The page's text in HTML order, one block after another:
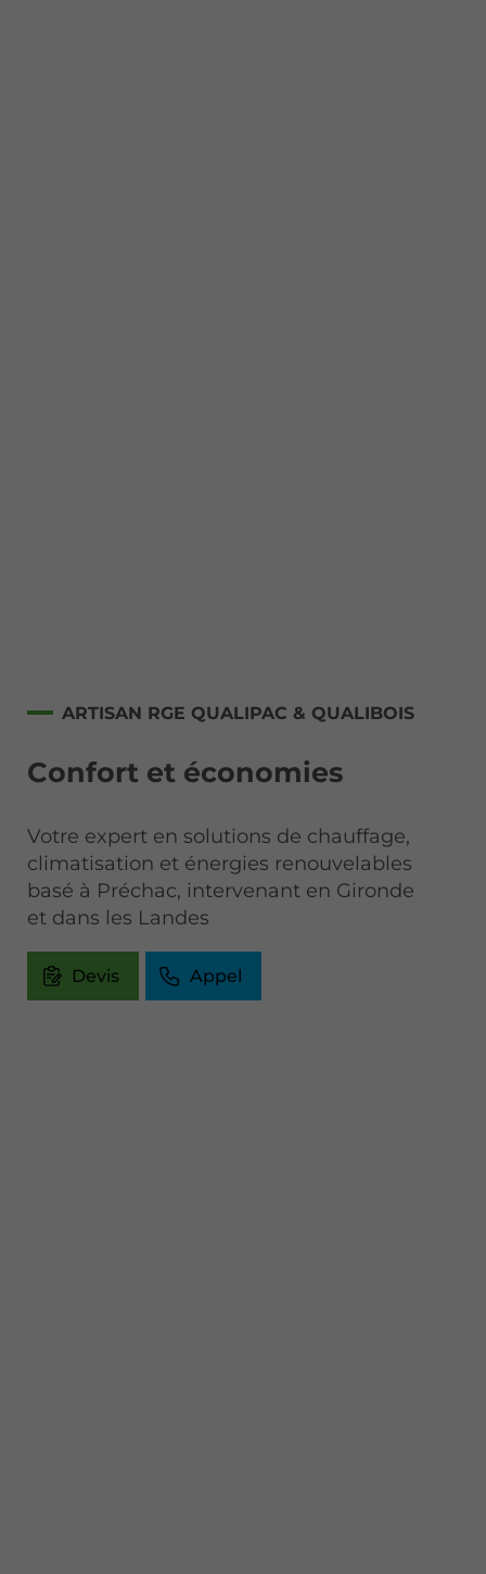
ARTISAN RGE QUALIPAC & QUALIBOIS
Confort et économies
Votre expert en solutions de chauffage,
climatisation et énergies renouvelables
basé à Préchac, intervenant en Gironde
et dans les Landes
Devis Appel